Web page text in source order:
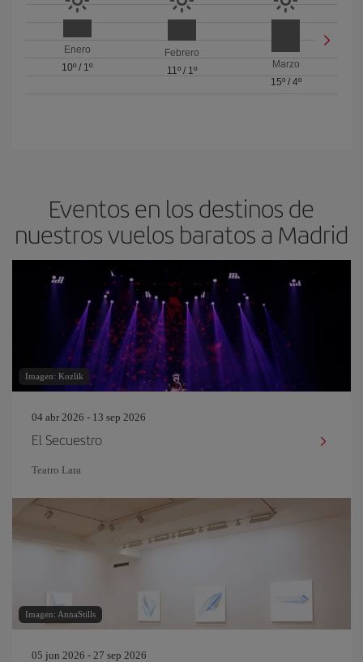
Enero
10º / 1º
Febrero
11º/ 1º
Marzo
15º/ 4º
Eventos en los destinos de
nuestros vuelos baratos a Madrid
Imagen: Kozlik
04 abr 2026 - 13 sep 2026
El Secuestro
Teatro Lara
Imagen: AnnaStills
05 jun 2026 - 27 sep 2026